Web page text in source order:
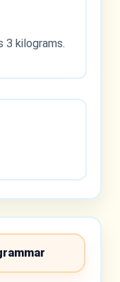
3 kilograms.